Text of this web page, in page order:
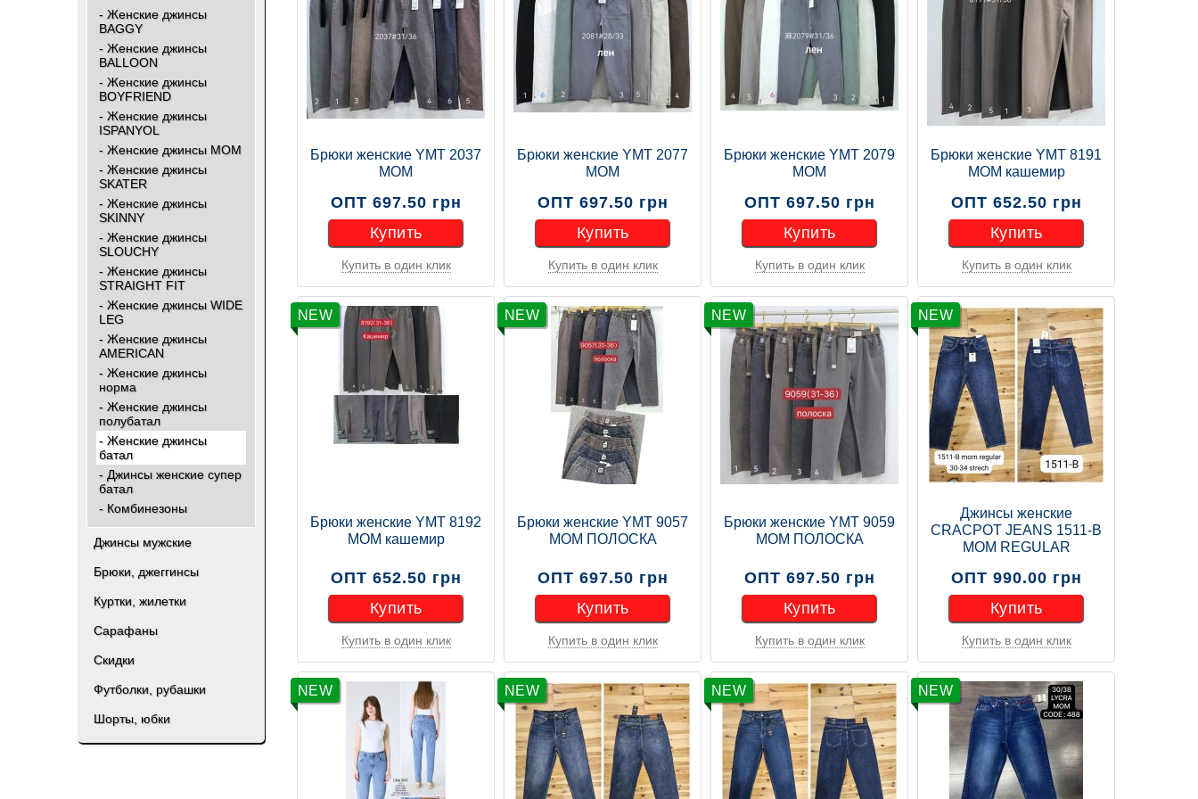
- Женские джинсы
BAGGY
- Женские джинсы
BALLOON
- Женские джинсы
BOYFRIEND
- Женские джинсы
ISPANYOL
- Женские джинсы МОМ
- Женские джинсы
SKATER
- Женские джинсы
SKINNY
- Женские джинсы
SLOUCHY
- Женские джинсы
STRAIGHT FIT
- Женские джинсы WIDE
LEG
- Женские джинсы
AMERICAN
- Женские джинсы
норма
- Женские джинсы
полубатал
- Женские джинсы
батал
- Джинсы женские супер
батал
- Комбинезоны
Джинсы мужские
Брюки, джеггинсы
Куртки, жилетки
Сарафаны
Скидки
Футболки, рубашки
Шорты, юбки
Брюки женские YMT 2037
МОМ
ОПТ 697.50 грн
Купить
Купить
Купить в один клик
Брюки женские YMT 2077
МОМ
ОПТ 697.50 грн
Купить
Купить
Купить в один клик
Брюки женские YMT 2079
МОМ
ОПТ 697.50 грн
Купить
Купить
Купить в один клик
Брюки женские YMT 8191
МОМ кашемир
ОПТ 652.50 грн
Купить
Купить
Купить в один клик
NEW
Брюки женские YMT 8192
МОМ кашемир
ОПТ 652.50 грн
Купить
Купить
Купить в один клик
NEW
Брюки женские YMT 9057
МОМ ПОЛОСКА
ОПТ 697.50 грн
Купить
Купить
Купить в один клик
NEW
Брюки женские YMT 9059
МОМ ПОЛОСКА
ОПТ 697.50 грн
Купить
Купить
Купить в один клик
NEW
Джинсы женские
CRACPOT JEANS 1511-B
MOM REGULAR
ОПТ 990.00 грн
Купить
Купить
Купить в один клик
NEW NEW NEW NEW